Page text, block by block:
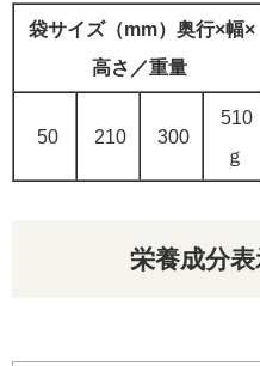
袋サイズ（mm）奥行×幅×
高さ／重量
50 210 300
510
ｇ
栄養成分表